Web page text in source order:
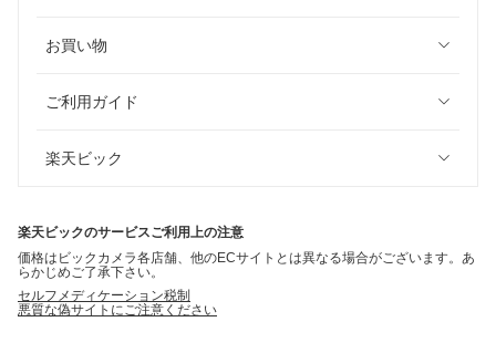
お買い物
ご利用ガイド
楽天ビック
楽天ビックのサービスご利用上の注意
価格はビックカメラ各店舗、他のECサイトとは異なる場合がございます。あ
らかじめご了承下さい。
セルフメディケーション税制
悪質な偽サイトにご注意ください